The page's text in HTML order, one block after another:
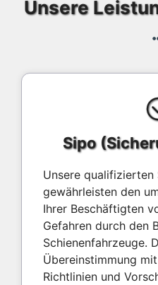
Unsere
Sipo
Unsere
gewährleisten den
Ihrer Beschäftigten
Gefahren durch den
Schienenfahrzeuge.
Übereinstimmung
Richtlinien und